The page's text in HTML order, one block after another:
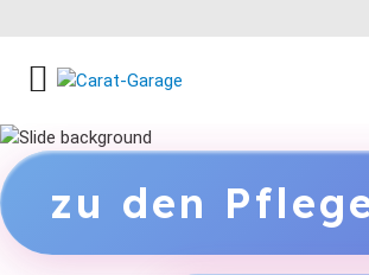
zu den